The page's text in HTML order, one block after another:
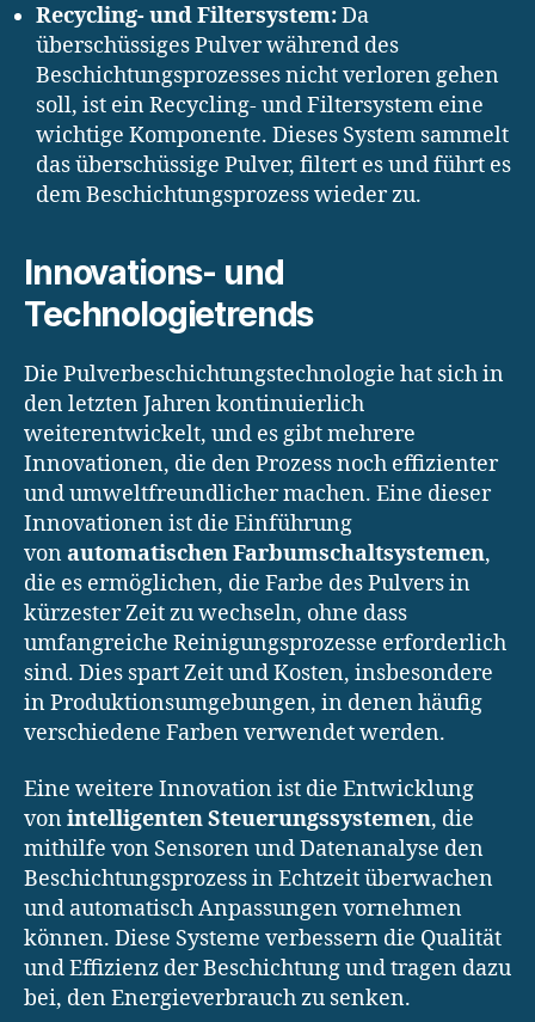
Recycling- und Filtersystem:Da
überschüssiges Pulver während des
Beschichtungsprozesses nicht verloren gehen
soll, ist ein Recycling- und Filtersystem eine
wichtige Komponente. Dieses System sammelt
das überschüssige Pulver, filtert es und führt es
dem Beschichtungsprozess wieder zu.
Innovations- und
Technologietrends
Die Pulverbeschichtungstechnologie hat sich in
den letzten Jahren kontinuierlich
weiterentwickelt, und es gibt mehrere
Innovationen, die den Prozess noch effizienter
und umweltfreundlicher machen. Eine dieser
Innovationen ist die Einführung
vonautomatischen Farbumschaltsystemen,
die es ermöglichen, die Farbe des Pulvers in
kürzester Zeit zu wechseln, ohne dass
umfangreiche Reinigungsprozesse erforderlich
sind. Dies spart Zeit und Kosten, insbesondere
in Produktionsumgebungen, in denen häufig
verschiedene Farben verwendet werden.
Eine weitere Innovation ist die Entwicklung
vonintelligenten Steuerungssystemen, die
mithilfe von Sensoren und Datenanalyse den
Beschichtungsprozess in Echtzeit überwachen
und automatisch Anpassungen vornehmen
können. Diese Systeme verbessern die Qualität
und Effizienz der Beschichtung und tragen dazu
bei, den Energieverbrauch zu senken.